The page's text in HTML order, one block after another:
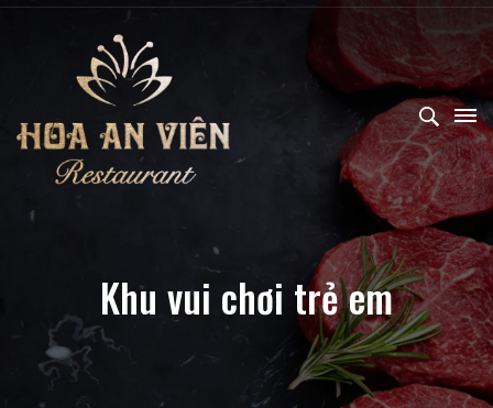
Khu vui chơi trẻ em